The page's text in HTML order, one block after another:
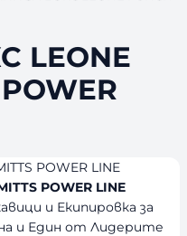
LEONE
POWER LINE
POWER LINE
и Екипировка за
и Един от Лидерите